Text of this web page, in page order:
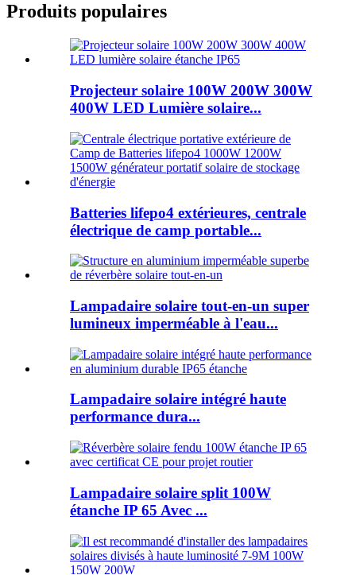
Produits populaires
Projecteur solaire 100W 200W 300W
400W LED Lumière solaire...
Batteries lifepo4 extérieures, centrale
électrique de camp portable...
Lampadaire solaire tout-en-un super
lumineux imperméable à l'eau...
Lampadaire solaire intégré haute
performance dura...
Lampadaire solaire split 100W
étanche IP 65 Avec ...